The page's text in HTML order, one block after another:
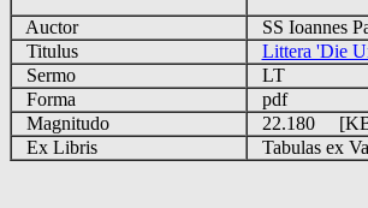
Auctor
SS Ioannes
Titulus
Littera 'Die
Sermo
LT
Forma
pdf
Magnitudo
22.180
Ex Libris
Tabulas ex